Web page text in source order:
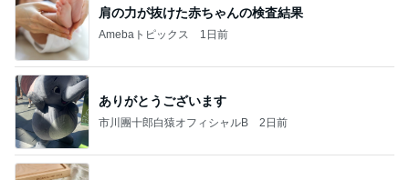
肩の力が抜けた赤ちゃんの検査結果
Amebaトピックス 1日前
ありがとうございます
市川團十郎白猿オフィシャルB 2日前